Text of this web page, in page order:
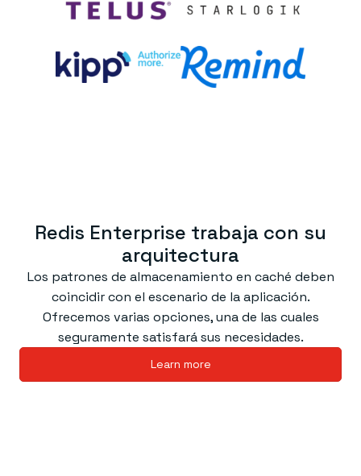
Redis Enterprise trabaja con su
arquitectura
Los patrones de almacenamiento en caché deben
coincidir con el escenario de la aplicación.
Ofrecemos varias opciones, una de las cuales
seguramente satisfará sus necesidades.
Learn more